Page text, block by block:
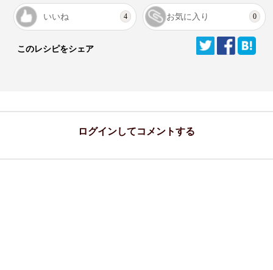
いいね 4 お気に入り 0
このレシピをシェア
ログインしてコメントする